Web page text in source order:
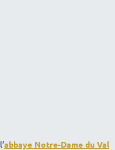
abbaye Notre-Dame du Val